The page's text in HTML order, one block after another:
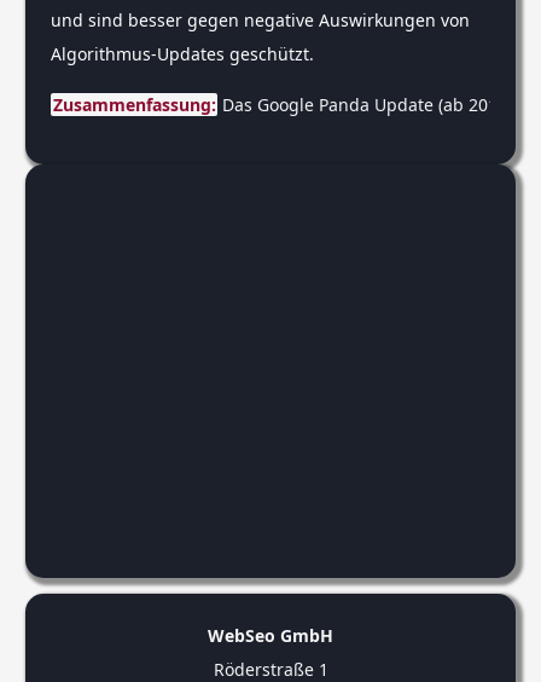
und sind besser gegen negative Auswirkungen von
Algorithmus-Updates geschützt.
Zusammenfassung: Das Google Panda Update (ab 2011)
WebSeo GmbH
Röderstraße 1